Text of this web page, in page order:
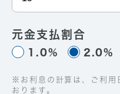
元金支払割合
1.0% 2.0%
※お利息の計算は、ご利用
おります。